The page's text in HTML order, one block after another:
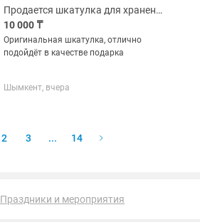
Продается шкатулка для хранения ювелирных изделий
10 000 ₸
Оригинальная шкатулка, отлично
подойдёт в качестве подарка
Шымкент, вчера
2 3 ... 14
Праздники и мероприятия